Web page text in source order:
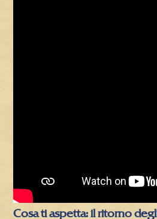
Cosa ti aspetta: il ritorno